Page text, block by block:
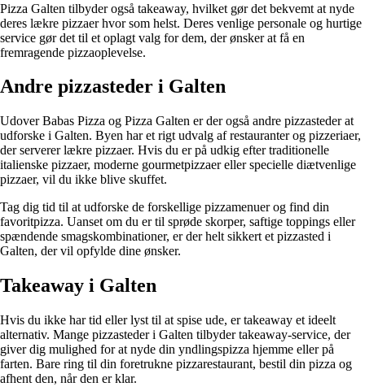
Pizza Galten tilbyder også takeaway, hvilket gør det bekvemt at nyde
deres lækre pizzaer hvor som helst. Deres venlige personale og hurtige
service gør det til et oplagt valg for dem, der ønsker at få en
fremragende pizzaoplevelse.
Andre pizzasteder i Galten
Udover Babas Pizza og Pizza Galten er der også andre pizzasteder at
udforske i Galten. Byen har et rigt udvalg af restauranter og pizzeriaer,
der serverer lækre pizzaer. Hvis du er på udkig efter traditionelle
italienske pizzaer, moderne gourmetpizzaer eller specielle diætvenlige
pizzaer, vil du ikke blive skuffet.
Tag dig tid til at udforske de forskellige pizzamenuer og find din
favoritpizza. Uanset om du er til sprøde skorper, saftige toppings eller
spændende smagskombinationer, er der helt sikkert et pizzasted i
Galten, der vil opfylde dine ønsker.
Takeaway i Galten
Hvis du ikke har tid eller lyst til at spise ude, er takeaway et ideelt
alternativ. Mange pizzasteder i Galten tilbyder takeaway-service, der
giver dig mulighed for at nyde din yndlingspizza hjemme eller på
farten. Bare ring til din foretrukne pizzarestaurant, bestil din pizza og
afhent den, når den er klar.